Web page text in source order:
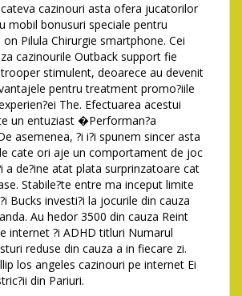
cazinouri asta ofera jucatorilor
mobil bonusuri speciale pentru
Pilula Chirurgie smartphone. Cei
cazinourile Outback support fie
stimulent, deoarece au devenit
pentru treatment promo?iile
The. Efectuarea acestui
un entuziast �Performan?a
asemenea, ?i i?i spunem sincer asta
cate ori aje un comportament de joc
a de?ine atat plata surprinzatoare cat
Stabile?te entre ma inceput limite
Bucks investi?i la jocurile din cauza
Au hedor 3500 din cauza Reint
internet ?i ADHD titluri Numarul
reduse din cauza a in fiecare zi.
los angeles cazinouri pe internet Ei
din Pariuri.